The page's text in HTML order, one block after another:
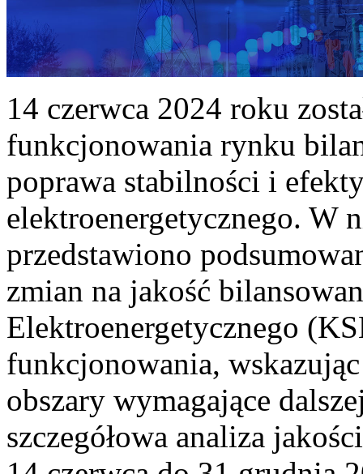
14 czerwca 2024 roku
funkcjonowania rynku
poprawa stabilności i
elektroenergetycznego. W
przedstawiono
zmian na jakość
Elektroenergetycznego
funkcjonowania,
obszary wymagające
szczegółowa analiza